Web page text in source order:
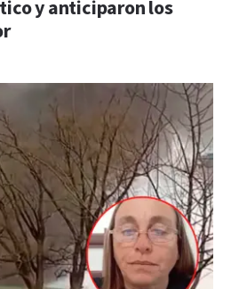
y anticiparon los